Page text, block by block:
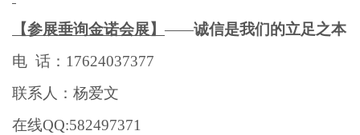
【参展垂询金诺会展】 ——诚信是我们的立足之本
电 话：17624037377
联系人：杨爱文
在线QQ:582497371